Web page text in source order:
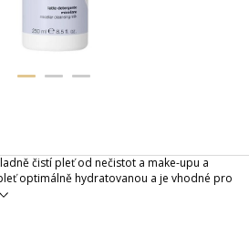
čistí pleť od nečistot a make-upu a
optimálně hydratovanou a je vhodné pro